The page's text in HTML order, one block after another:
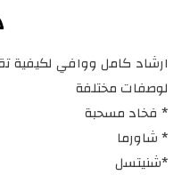
ارشاد كامل ووافي لكيفية
لوصفات مختلفة
* فخاد مسحبة
* شاورما
*شنيتسل